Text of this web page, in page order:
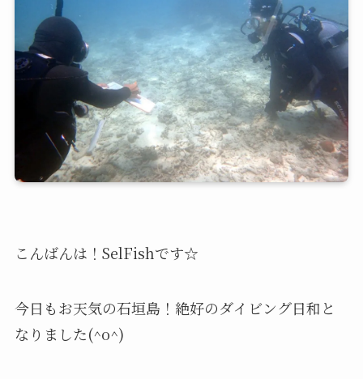
こんばんは！SelFishです☆
今日もお天気の石垣島！絶好のダイビング日和と
なりました(^o^)